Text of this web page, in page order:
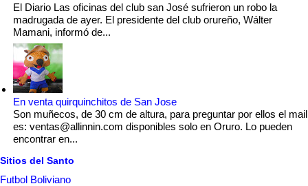
El Diario Las oficinas del club san José sufrieron un robo la
madrugada de ayer. El presidente del club orureño, Wálter
Mamani, informó de...
En venta quirquinchitos de San Jose
Son muñecos, de 30 cm de altura, para preguntar por ellos el mail
es: ventas@allinnin.com disponibles solo en Oruro. Lo pueden
encontrar en...
Sitios del Santo
Futbol Boliviano